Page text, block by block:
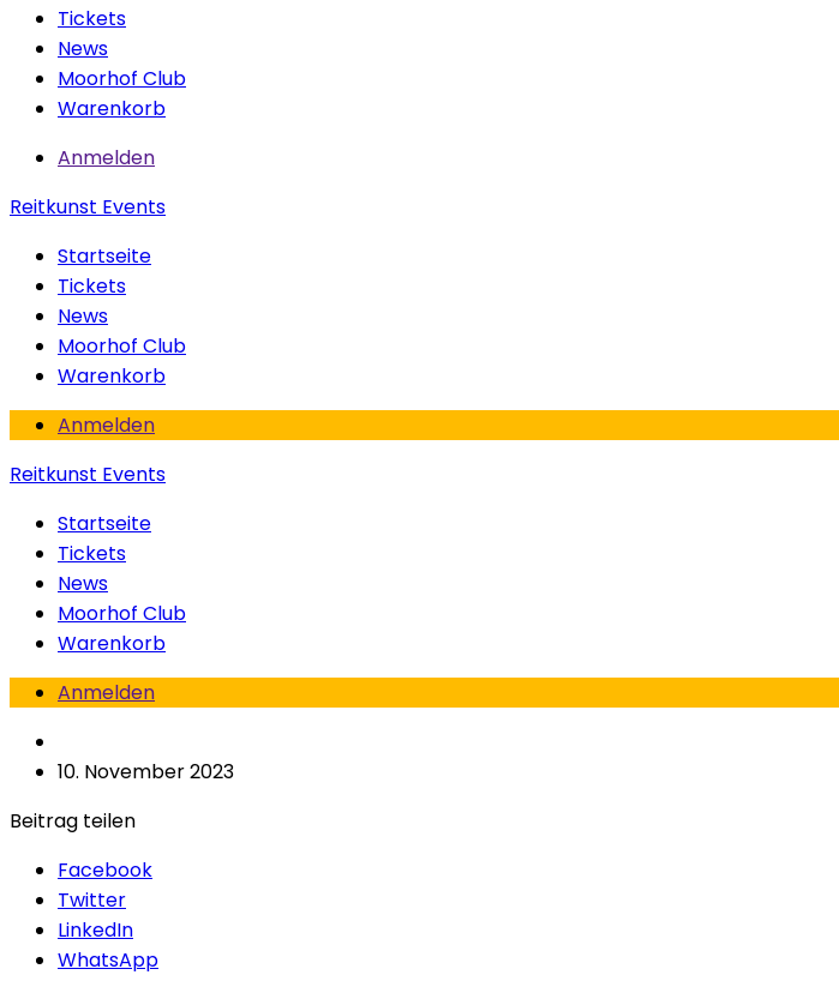
Tickets
News
Moorhof Club
Warenkorb
Anmelden
Reitkunst Events
Startseite
Tickets
News
Moorhof Club
Warenkorb
Anmelden
Reitkunst Events
Startseite
Tickets
News
Moorhof Club
Warenkorb
Anmelden
10. November 2023
Beitrag teilen
Facebook
Twitter
LinkedIn
WhatsApp